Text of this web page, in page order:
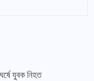
যুবক নিহত